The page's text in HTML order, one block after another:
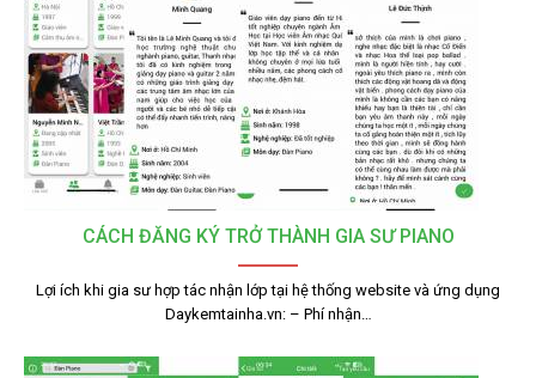
CÁCH ĐĂNG KÝ TRỞ THÀNH GIA SƯ PIANO
Lợi ích khi gia sư hợp tác nhận lớp tại hệ thống website và ứng dụng
Daykemtainha.vn: – Phí nhận…